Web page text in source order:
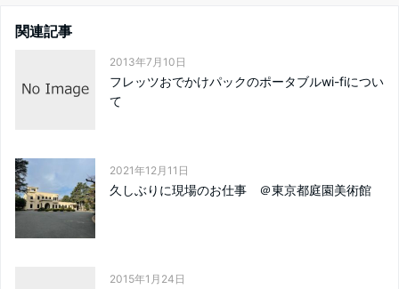
関連記事
2013年7月10日
フレッツおでかけパックのポータブルwi-fiについ
て
2021年12月11日
久しぶりに現場のお仕事 ＠東京都庭園美術館
2015年1月24日